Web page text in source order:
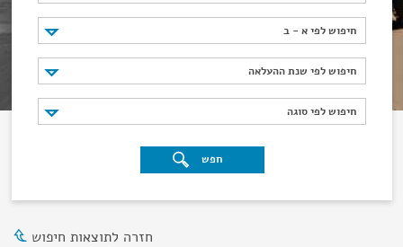
חיפוש לפי א - ב
חיפוש לפי א - ב
חיפוש לפי שנת ההעלאה
חיפוש לפי שנת ההעלאה
חיפוש לפי סוגה
חיפוש לפי סוגה
חפש
חזרה לתוצאות חיפוש